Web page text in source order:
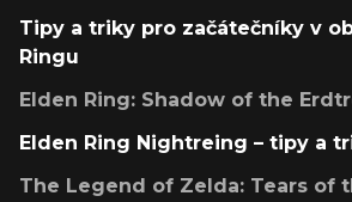
Tipy a triky pro začátečníky v
Ringu
Elden Ring: Shadow of the
Elden Ring Nightreing – tipy a
The Legend of Zelda: Tears of